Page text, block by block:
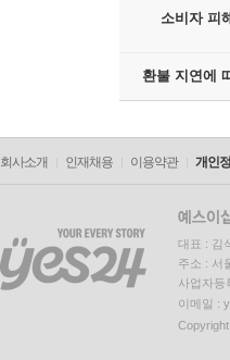
소비자 피
환불 지연에
회사소개 인재채용 이용약관 개인
대표 : 김
주소 : 서
사업자
이메일 :